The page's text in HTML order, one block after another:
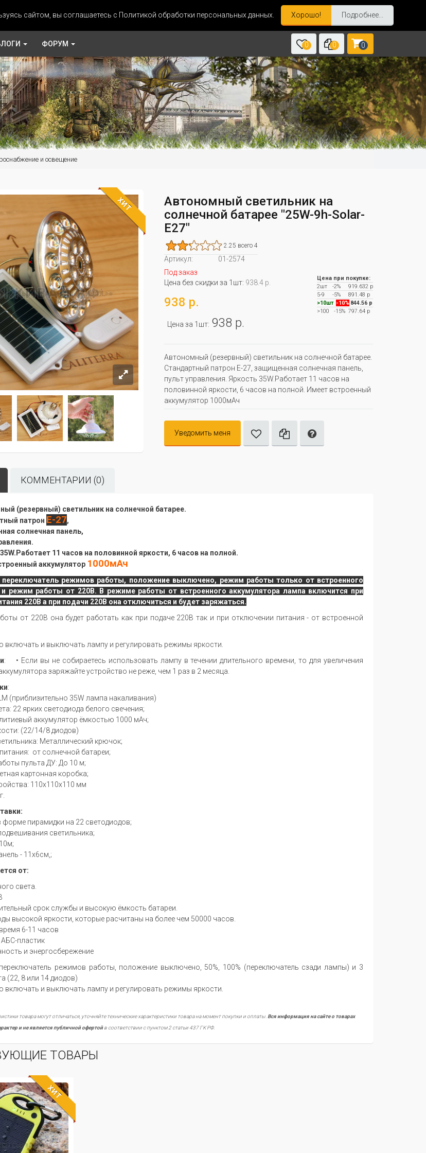
сайтом, вы соглашаетесь с Политикой обработки персональных данных. Хорошо! Подробнее...
ФОРУМ 0 0 0
и освещение
ХИТ
Автономный светильник на
солнечной батарее "25W-9h-Solar-
E27"
2.25 всего 4
Артикул:
01-2574
Под заказ
Цена без скидки за 1шт: 938.4 р.
938 р.
Цена за 1шт: 938 р.
Цена при покупке:
2шт
-2%
919.632 р
5-9
-5%
891.48 р
>10шт -10% 844.56 р
>100
-15%797.64 р
Автономный (резервный) светильник на солнечной батарее.
Стандартный патрон E-27, защищенная солнечная панель,
пульт управления. Яркость 35W.Работает 11 часов на
половинной яркости, 6 часов на полной. Имеет встроенный
аккумулятор 1000мАч
Уведомить меня
КОММЕНТАРИИ (0)
(резервный) светильник на солнечной батарее.
патрон E-27,
солнечная панель,
11 часов на половинной яркости, 6 часов на полной.
аккумулятор 1000мАч
режимов работы, положение выключено, режим работы только от встроенного
и режим работы от 220В. В режиме работы от встроенного аккумулятора лампа включится при
220В а при подачи 220В она отключиться и будет заряжаться.
от 220В она будет работать как при подаче 220В так и при отключении питания - от встроенной
включать и выключать лампу и регулировать режимы яркости.
: • Если вы не собираетесь использовать лампу в течении длительного времени, то для увеличения
заряжайте устройство не реже, чем 1 раз в 2 месяца.
:
(приблизительно 35W лампа накаливания)
22 ярких светодиода белого свечения;
аккумулятор ёмкостью 1000 мАч;
(22/14/8 диодов)
Металлический крючок;
от солнечной батареи;
пульта ДУ: До 10 м;
картонная коробка;
110х110х110 мм
форме пирамидки на 22 светодиодов;
светильника;
- 11х6см,;
от:
света.
срок службы и высокую ёмкость батареи.
высокой яркости, которые расчитаны на более чем 50000 часов.
6-11 часов
пластик
и энергосбережение
режимов работы, положение выключено, 50%, 100% (переключатель сзади лампы) и 3
(22, 8 или 14 диодов)
включать и выключать лампу и регулировать режимы яркости.
товара могут отличаться, уточняйте технические характеристики товара на момент покупки и оплаты. Вся информация на сайте о товарах
и не является публичной офертойв соответствии с пунктом 2 статьи 437 ГК РФ.
ТОВАРЫ
ХИТ